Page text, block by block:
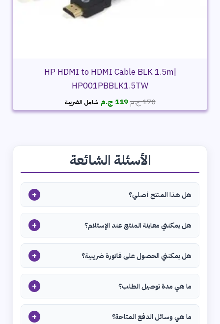
HP HDMI to HDMI Cable BLK 1.5m|
HP001PBBLK1.5TW
170ج.مالسعر
الأصلي
119 ج.م السعر
الحالي
شامل الضريبة
الأسئلة الشائعة
هل هذا المنتج أصلي؟ +
هل يمكنني معاينة المنتج عند الإستلام؟ +
هل يمكنني الحصول على فاتورة ضريبية؟ +
ما هي مدة توصيل الطلب؟ +
ما هي وسائل الدفع المتاحة؟ +